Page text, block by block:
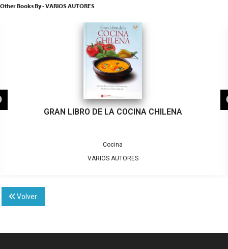
Other Books By - VARIOS AUTORES
GRAN LIBRO DE LA COCINA CHILENA
Cocina
VARIOS AUTORES
Volver